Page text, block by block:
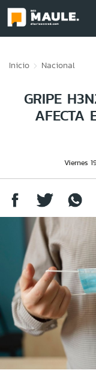
Inicio Nacional
GRIPE
AFECTA
Viernes